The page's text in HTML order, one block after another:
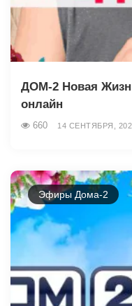
ДОМ-2 Новая
онлайн
660 14 СЕНТЯБРЯ,
Эфиры Дома-2